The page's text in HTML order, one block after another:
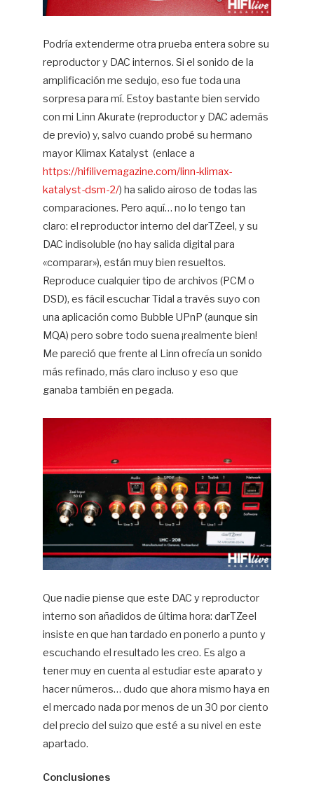
Podría extenderme otra prueba entera sobre su
reproductor y DAC internos. Si el sonido de la
amplificación me sedujo, eso fue toda una
sorpresa para mí. Estoy bastante bien servido
con mi Linn Akurate (reproductor y DAC además
de previo) y, salvo cuando probé su hermano
mayor Klimax Katalyst (enlace a
https://hifilivemagazine.com/linn-klimax-
katalyst-dsm-2/) ha salido airoso de todas las
comparaciones. Pero aquí… no lo tengo tan
claro: el reproductor interno del darTZeel, y su
DAC indisoluble (no hay salida digital para
«comparar»), están muy bien resueltos.
Reproduce cualquier tipo de archivos (PCM o
DSD), es fácil escuchar Tidal a través suyo con
una aplicación como Bubble UPnP (aunque sin
MQA) pero sobre todo suena ¡realmente bien!
Me pareció que frente al Linn ofrecía un sonido
más refinado, más claro incluso y eso que
ganaba también en pegada.
Que nadie piense que este DAC y reproductor
interno son añadidos de última hora: darTZeel
insiste en que han tardado en ponerlo a punto y
escuchando el resultado les creo. Es algo a
tener muy en cuenta al estudiar este aparato y
hacer números… dudo que ahora mismo haya en
el mercado nada por menos de un 30 por ciento
del precio del suizo que esté a su nivel en este
apartado.
Conclusiones